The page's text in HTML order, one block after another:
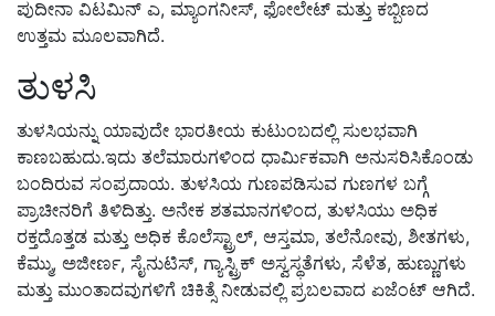
ಪುದೀನಾ ವಿಟಮಿನ್ ಎ, ಮ್ಯಾಂಗನೀಸ್, ಫೋಲೇಟ್ ಮತ್ತು ಕಬ್ಬಿಣದ
ಉತ್ತಮ ಮೂಲವಾಗಿದೆ.
ತುಳಸಿ
ತುಳಸಿಯನ್ನು ಯಾವುದೇ ಭಾರತೀಯ ಕುಟುಂಬದಲ್ಲಿ ಸುಲಭವಾಗಿ
ಕಾಣಬಹುದು.ಇದು ತಲೆಮಾರುಗಳಿಂದ ಧಾರ್ಮಿಕವಾಗಿ ಅನುಸರಿಸಿಕೊಂಡು
ಬಂದಿರುವ ಸಂಪ್ರದಾಯ. ತುಳಸಿಯ ಗುಣಪಡಿಸುವ ಗುಣಗಳ ಬಗ್ಗೆ
ಪ್ರಾಚೀನರಿಗೆ ತಿಳಿದಿತ್ತು. ಅನೇಕ ಶತಮಾನಗಳಿಂದ, ತುಳಸಿಯು ಅಧಿಕ
ರಕ್ತದೊತ್ತಡ ಮತ್ತು ಅಧಿಕ ಕೊಲೆಸ್ಟ್ರಾಲ್, ಆಸ್ತಮಾ, ತಲೆನೋವು, ಶೀತಗಳು,
ಕೆಮ್ಮು, ಅಜೀರ್ಣ, ಸೈನುಟಿಸ್, ಗ್ಯಾಸ್ಟ್ರಿಕ್ ಅಸ್ವಸ್ಥತೆಗಳು, ಸೆಳೆತ, ಹುಣ್ಣುಗಳು
ಮತ್ತು ಮುಂತಾದವುಗಳಿಗೆ ಚಿಕಿತ್ಸೆ ನೀಡುವಲ್ಲಿ ಪ್ರಬಲವಾದ ಏಜೆಂಟ್ ಆಗಿದೆ.